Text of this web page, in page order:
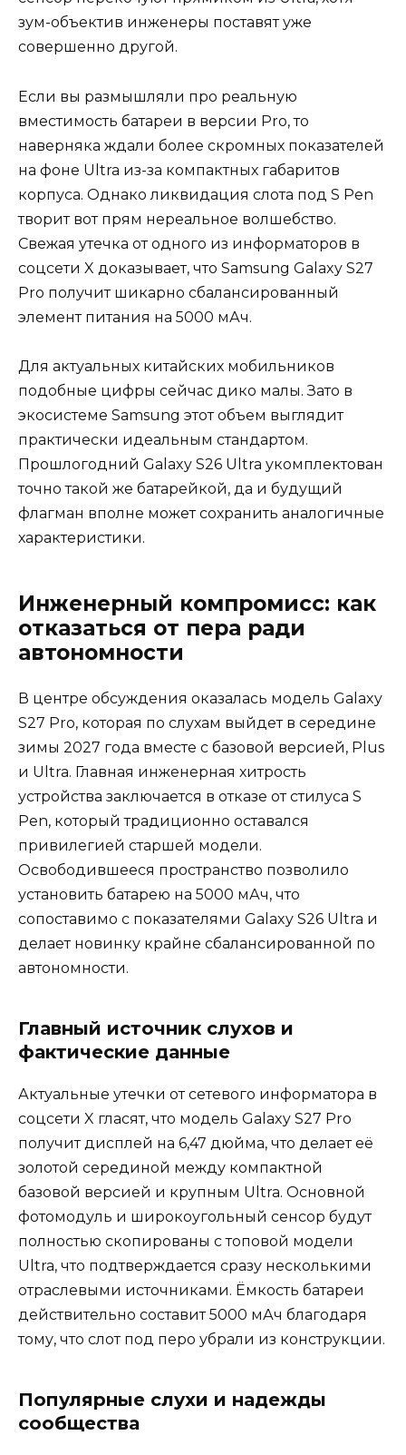
зум-объектив инженеры поставят уже
совершенно другой.
Если вы размышляли про реальную
вместимость батареи в версии Pro, то
наверняка ждали более скромных показателей
на фоне Ultra из-за компактных габаритов
корпуса. Однако ликвидация слота под S Pen
творит вот прям нереальное волшебство.
Свежая утечка от одного из информаторов в
соцсети X доказывает, что Samsung Galaxy S27
Pro получит шикарно сбалансированный
элемент питания на 5000 мАч.
Для актуальных китайских мобильников
подобные цифры сейчас дико малы. Зато в
экосистеме Samsung этот объем выглядит
практически идеальным стандартом.
Прошлогодний Galaxy S26 Ultra укомплектован
точно такой же батарейкой, да и будущий
флагман вполне может сохранить аналогичные
характеристики.
Инженерный компромисс: как
отказаться от пера ради
автономности
В центре обсуждения оказалась модель Galaxy
S27 Pro, которая по слухам выйдет в середине
зимы 2027 года вместе с базовой версией, Plus
и Ultra. Главная инженерная хитрость
устройства заключается в отказе от стилуса S
Pen, который традиционно оставался
привилегией старшей модели.
Освободившееся пространство позволило
установить батарею на 5000 мАч, что
сопоставимо с показателями Galaxy S26 Ultra и
делает новинку крайне сбалансированной по
автономности.
Главный источник слухов и
фактические данные
Актуальные утечки от сетевого информатора в
соцсети X гласят, что модель Galaxy S27 Pro
получит дисплей на 6,47 дюйма, что делает её
золотой серединой между компактной
базовой версией и крупным Ultra. Основной
фотомодуль и широкоугольный сенсор будут
полностью скопированы с топовой модели
Ultra, что подтверждается сразу несколькими
отраслевыми источниками. Ёмкость батареи
действительно составит 5000 мАч благодаря
тому, что слот под перо убрали из конструкции.
Популярные слухи и надежды
сообщества